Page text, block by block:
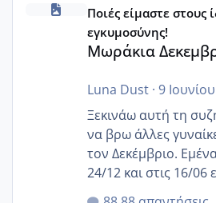
Ποιές είμαστε στους
εγκυμοσύνης!
Μωράκια
Luna Dust· 9 Ιουνίου
Ξεκινάω αυτή τη
να βρω άλλες
τον Δεκέμβριο.
24/12 και στις 16/06
της αυχενικής